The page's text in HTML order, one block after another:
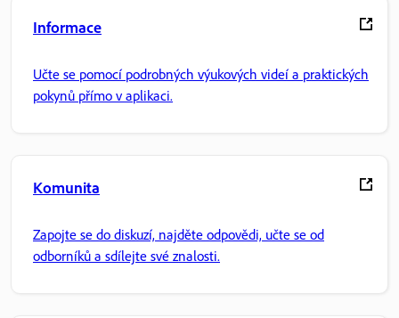
Informace
Učte se pomocí podrobných výukových videí a praktických
pokynů přímo v aplikaci.
Komunita
Zapojte se do diskuzí, najděte odpovědi, učte se od
odborníků a sdílejte své znalosti.